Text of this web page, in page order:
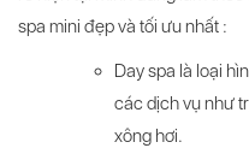
spa mini đẹp và tối ưu nhất :
Day spa là loại
các dịch vụ như
xông hơi.